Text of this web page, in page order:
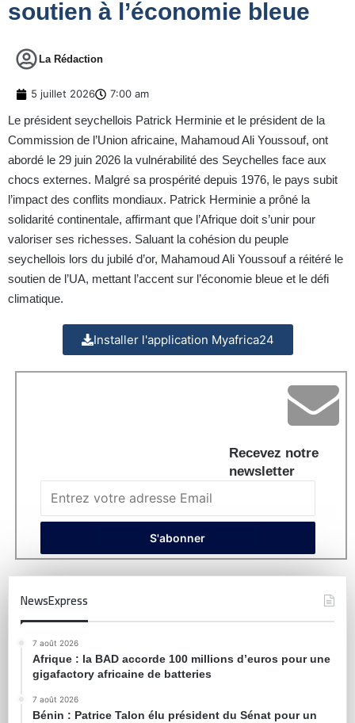
soutien à l’économie bleue
La Rédaction
5 juillet 2026 7:00 am
Le président seychellois Patrick Herminie et le président de la
Commission de l’Union africaine, Mahamoud Ali Youssouf, ont
abordé le 29 juin 2026 la vulnérabilité des Seychelles face aux
chocs externes. Malgré sa prospérité depuis 1976, le pays subit
l’impact des conflits mondiaux. Patrick Herminie a prôné la
solidarité continentale, affirmant que l’Afrique doit s’unir pour
valoriser ses richesses. Saluant la cohésion du peuple
seychellois lors du jubilé d’or, Mahamoud Ali Youssouf a réitéré le
soutien de l’UA, mettant l’accent sur l’économie bleue et le défi
climatique.
Installer l'application Myafrica24
Recevez notre
newsletter
NewsExpress
7 août 2026
Afrique : la BAD accorde 100 millions d’euros pour une
gigafactory africaine de batteries
7 août 2026
Bénin : Patrice Talon élu président du Sénat pour un